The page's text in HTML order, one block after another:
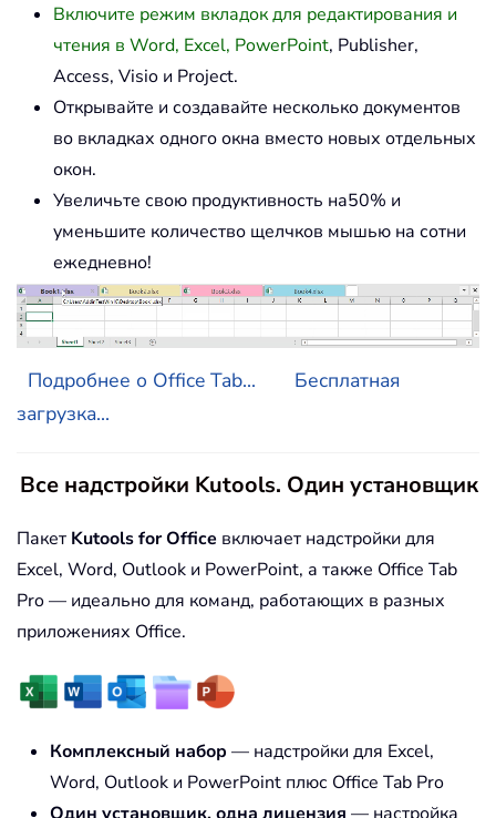
Включите режим вкладок для редактирования и
чтения в Word, Excel, PowerPoint, Publisher,
Access, Visio и Project.
Открывайте и создавайте несколько документов
во вкладках одного окна вместо новых отдельных
окон.
Увеличьте свою продуктивность на50% и
уменьшите количество щелчков мышью на сотни
ежедневно!
Подробнее о Office Tab...
Бесплатная
загрузка...
Все надстройки Kutools. Один установщик
Пакет Kutools for Office включает надстройки для
Excel, Word, Outlook и PowerPoint, а также Office Tab
Pro — идеально для команд, работающих в разных
приложениях Office.
Комплексный набор — надстройки для Excel,
Word, Outlook и PowerPoint плюс Office Tab Pro